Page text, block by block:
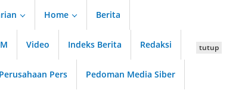
Home Berita
Video Indeks Berita Redaksi
Pers Pedoman Media Siber
tutup